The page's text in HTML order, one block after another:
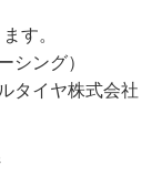
す。
シング）
タイヤ株式会社